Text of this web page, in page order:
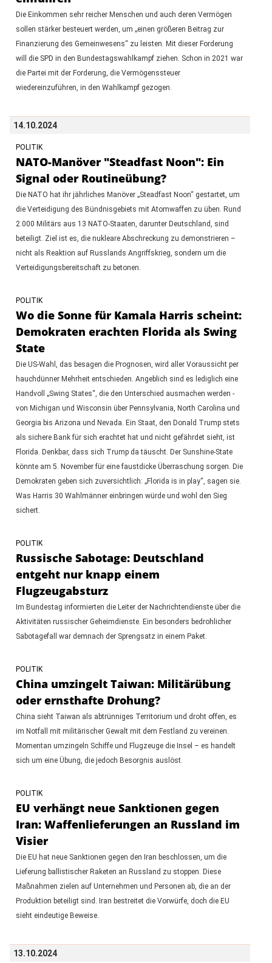
Die Einkommen sehr reicher Menschen und auch deren Vermögen
sollen stärker besteuert werden, um „einen größeren Beitrag zur
Finanzierung des Gemeinwesens“ zu leisten. Mit dieser Forderung
will die SPD in den Bundestagswahlkampf ziehen. Schon in 2021 war
die Partei mit der Forderung, die Vermögenssteuer
wiedereinzuführen, in den Wahlkampf gezogen.
14.10.2024
POLITIK
NATO-Manöver "Steadfast Noon": Ein
Signal oder Routineübung?
Die NATO hat ihr jährliches Manöver „Steadfast Noon“ gestartet, um
die Verteidigung des Bündnisgebiets mit Atomwaffen zu üben. Rund
2.000 Militärs aus 13 NATO-Staaten, darunter Deutschland, sind
beteiligt. Ziel ist es, die nukleare Abschreckung zu demonstrieren –
nicht als Reaktion auf Russlands Angriffskrieg, sondern um die
Verteidigungsbereitschaft zu betonen.
POLITIK
Wo die Sonne für Kamala Harris scheint:
Demokraten erachten Florida als Swing
State
Die US-Wahl, das besagen die Prognosen, wird aller Voraussicht per
hauchdünner Mehrheit entschieden. Angeblich sind es lediglich eine
Handvoll „Swing States“, die den Unterschied ausmachen werden -
von Michigan und Wisconsin über Pennsylvania, North Carolina und
Georgia bis Arizona und Nevada. Ein Staat, den Donald Trump stets
als sichere Bank für sich erachtet hat und nicht gefährdet sieht, ist
Florida. Denkbar, dass sich Trump da täuscht. Der Sunshine-State
könnte am 5. November für eine faustdicke Überraschung sorgen. Die
Demokraten geben sich zuversichtlich: „Florida is in play“, sagen sie.
Was Harris 30 Wahlmänner einbringen würde und wohl den Sieg
sichert.
POLITIK
Russische Sabotage: Deutschland
entgeht nur knapp einem
Flugzeugabsturz
Im Bundestag informierten die Leiter der Nachrichtendienste über die
Aktivitäten russischer Geheimdienste. Ein besonders bedrohlicher
Sabotagefall war demnach der Sprengsatz in einem Paket.
POLITIK
China umzingelt Taiwan: Militärübung
oder ernsthafte Drohung?
China sieht Taiwan als abtrünniges Territorium und droht offen, es
im Notfall mit militärischer Gewalt mit dem Festland zu vereinen.
Momentan umzingeln Schiffe und Flugzeuge die Insel – es handelt
sich um eine Übung, die jedoch Besorgnis auslöst.
POLITIK
EU verhängt neue Sanktionen gegen
Iran: Waffenlieferungen an Russland im
Visier
Die EU hat neue Sanktionen gegen den Iran beschlossen, um die
Lieferung ballistischer Raketen an Russland zu stoppen. Diese
Maßnahmen zielen auf Unternehmen und Personen ab, die an der
Produktion beteiligt sind. Iran bestreitet die Vorwürfe, doch die EU
sieht eindeutige Beweise.
13.10.2024